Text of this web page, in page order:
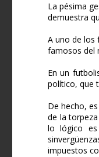
La pésima
demuestra
A uno de los
famosos del
En un
político, que
De hecho,
de la
lo lógico es
impuestos